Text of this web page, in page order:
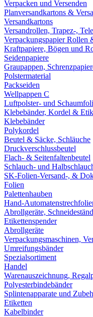
Verpacken und Versenden
Planversandkartons &
Versandkartons
Versandrollen, Trapez-,
Verpackungspapier Rollen
Kraftpapiere, Bögen und
Seidenpapiere
Graupappen,
Polstermaterial
Packseiden
Wellpappen C
Luftpolster- und
Klebebänder, Kordel &
Klebebänder
Polykordel
Beutel & Säcke, Schläuche
Druckverschlussbeutel
Flach- & Seitenfaltenbeutel
Schlauch- und
SK-Folien-Versand-, &
Folien
Palettenhauben
Hand-
Abrollgeräte,
Etikettenspender
Abrollgeräte
Verpackungsmaschinen,
Umreifungsbänder
Spezialsortiment
Handel
Warenauszeichnung,
Polyesterbindebänder
Splintenapparate und
Etiketten
Kabelbinder